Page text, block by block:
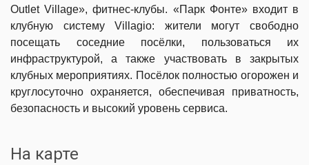
Outlet Village», фитнес-клубы. «Парк Фонте» входит в
клубную систему Villagio: жители могут свободно
посещать соседние посёлки, пользоваться их
инфраструктурой, а также участвовать в закрытых
клубных мероприятиях. Посёлок полностью огорожен и
круглосуточно охраняется, обеспечивая приватность,
безопасность и высокий уровень сервиса.
На карте